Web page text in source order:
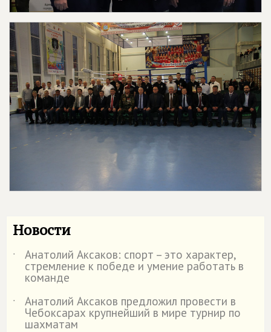
Новости
˙ Анатолий Аксаков: спорт – это характер,
стремление к победе и умение работать в
команде
˙
Анатолий Аксаков предложил провести в
Чебоксарах крупнейший в мире турнир по
шахматам